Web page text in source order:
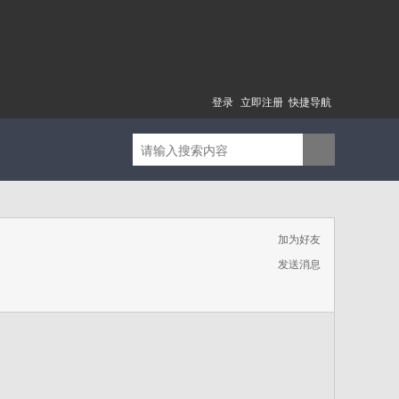
快捷导航
登录 立即注册
加为好友
发送消息